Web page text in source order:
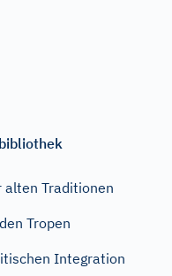
Traditionen
Tropen
Integration